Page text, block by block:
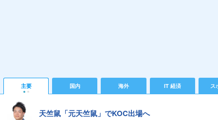
主要 国内 海外 IT 経済 ス
天竺鼠「元天竺鼠」でKOC出場へ